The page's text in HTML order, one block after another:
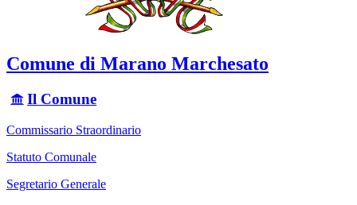
Comune di Marano Marchesato
Il Comune
Commissario Straordinario
Statuto Comunale
Segretario Generale